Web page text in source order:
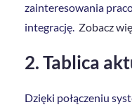
zainteresowania
integrację. Zobacz
2. Tablica
Dzięki połączeniu